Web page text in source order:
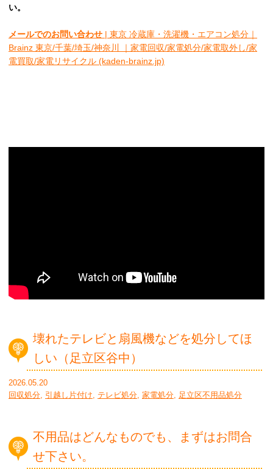
い。
メールでのお問い合わせ | 東京 冷蔵庫・洗濯機・エアコン処分｜
Brainz 東京/千葉/埼玉/神奈川 ｜家電回収/家電処分/家電取外し/家
電買取/家電リサイクル (kaden-brainz.jp)
壊れたテレビと扇風機などを処分してほ
しい（足立区谷中）
2026.05.20
回収処分, 引越し片付け, テレビ処分, 家電処分, 足立区不用品処分
不用品はどんなものでも、まずはお問合
せ下さい。